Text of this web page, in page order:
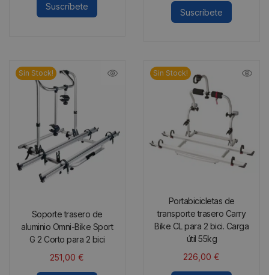
Suscríbete
Suscríbete
Sin Stock!
Soporte trasero de
aluminio Omni-Bike Sport
G 2 Corto para 2 bici
251,00€
Sin Stock!
Portabicicletas de
transporte trasero Carry
Bike CL para 2 bici. Carga
útil 55kg
226,00€